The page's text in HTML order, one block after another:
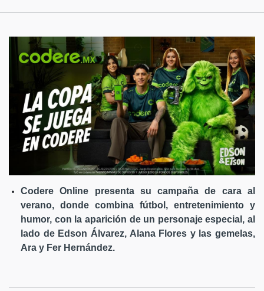
Codere Online presenta su campaña de cara al
verano, donde combina fútbol, entretenimiento y
humor, con la aparición de un personaje especial, al
lado de Edson Álvarez, Alana Flores y las gemelas,
Ara y Fer Hernández.